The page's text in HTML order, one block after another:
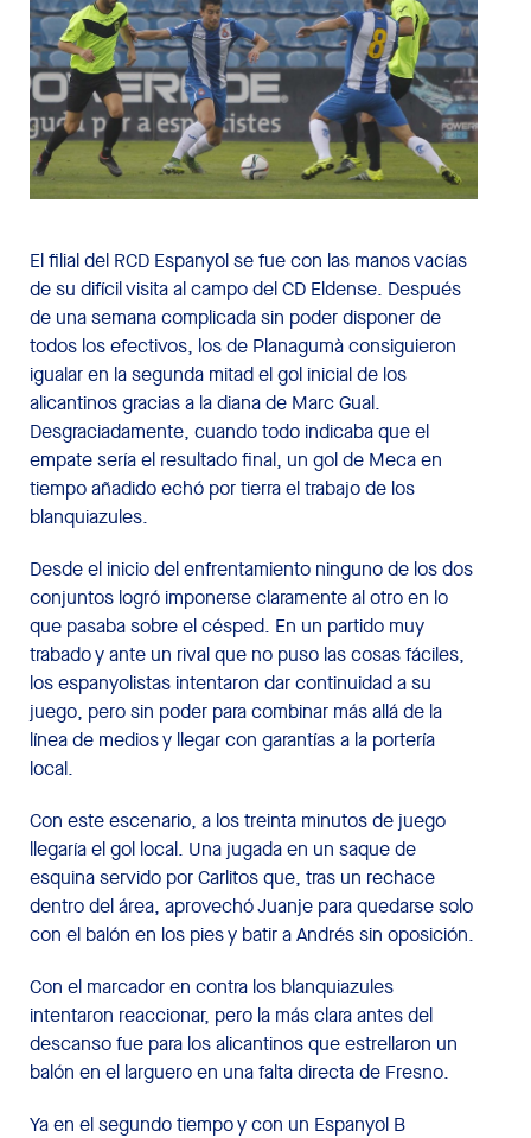
El filial del RCD Espanyol se fue con las manos vacías
de su difícil visita al campo del CD Eldense. Después
de una semana complicada sin poder disponer de
todos los efectivos, los de Planagumà consiguieron
igualar en la segunda mitad el gol inicial de los
alicantinos gracias a la diana de Marc Gual.
Desgraciadamente, cuando todo indicaba que el
empate sería el resultado final, un gol de Meca en
tiempo añadido echó por tierra el trabajo de los
blanquiazules.
Desde el inicio del enfrentamiento ninguno de los dos
conjuntos logró imponerse claramente al otro en lo
que pasaba sobre el césped. En un partido muy
trabado y ante un rival que no puso las cosas fáciles,
los espanyolistas intentaron dar continuidad a su
juego, pero sin poder para combinar más allá de la
línea de medios y llegar con garantías a la portería
local.
Con este escenario, a los treinta minutos de juego
llegaría el gol local. Una jugada en un saque de
esquina servido por Carlitos que, tras un rechace
dentro del área, aprovechó Juanje para quedarse solo
con el balón en los pies y batir a Andrés sin oposición.
Con el marcador en contra los blanquiazules
intentaron reaccionar, pero la más clara antes del
descanso fue para los alicantinos que estrellaron un
balón en el larguero en una falta directa de Fresno.
Ya en el segundo tiempo y con un Espanyol B